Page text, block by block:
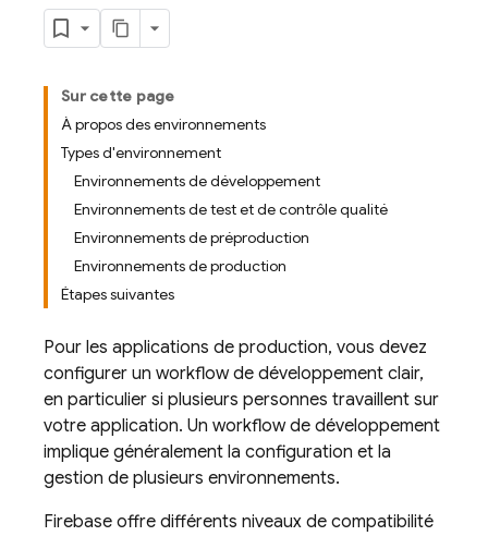
Sur cette page
À propos des environnements
Types d'environnement
Environnements de développement
Environnements de test et de contrôle qualité
Environnements de préproduction
Environnements de production
Étapes suivantes
Pour les applications de production, vous devez
configurer un workflow de développement clair,
en particulier si plusieurs personnes travaillent sur
votre application. Un workflow de développement
implique généralement la configuration et la
gestion de plusieurs environnements.
Firebase offre différents niveaux de compatibilité